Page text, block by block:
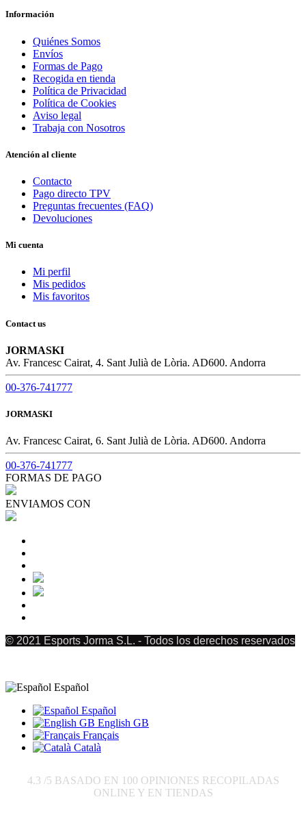
Información
Quiénes Somos
Envíos
Formas de Pago
Recogida en tienda
Política de Privacidad
Política de Cookies
Aviso legal
Trabaja con Nosotros
Atención al cliente
Contacto
Pago directo TPV
Preguntas frecuentes (FAQ)
Devoluciones
Mi cuenta
Mi perfil
Mis pedidos
Mis favoritos
Contact us
JORMASKI
Av. Francesc Cairat, 4. Sant Julià de Lòria. AD600. Andorra
00-376-741777
JORMASKI
Av. Francesc Cairat, 6. Sant Julià de Lòria. AD600. Andorra
00-376-741777
FORMAS DE PAGO
ENVIAMOS CON
© 2021 Esports Jorma S.L. - Todos los derechos reservados
Español
Español
English GB
Français
Català
4.3 /5 BASADO EN 100 OPINIONES RECOPILADAS
ONLINE Y EN TIENDAS